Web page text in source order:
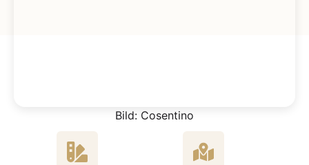
Bild: Cosentino